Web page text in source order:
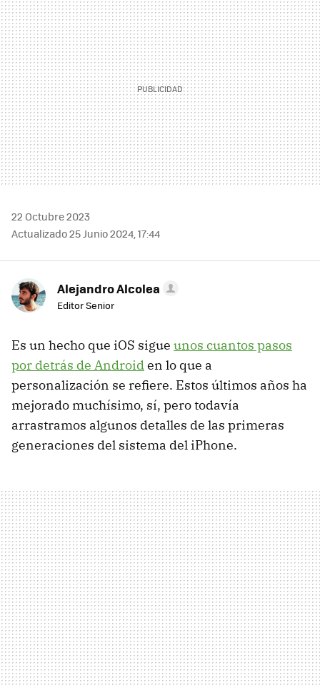
MAIL
22 Octubre 2023
Actualizado 25 Junio 2024, 17:44
Alejandro Alcolea
Editor Senior
Es un hecho que iOS sigue unos cuantos pasos
por detrás de Androiden lo que a
personalización se refiere. Estos últimos años ha
mejorado muchísimo, sí, pero todavía
arrastramos algunos detalles de las primeras
generaciones del sistema del iPhone.